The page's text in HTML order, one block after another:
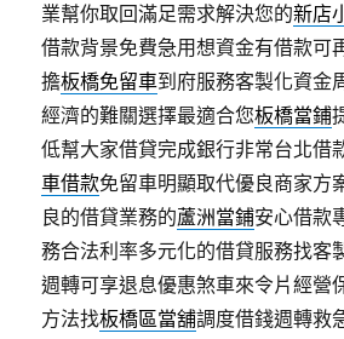
業幫你取回滿足需求解決您的新店
借款背景免費急用想資金有借款可
擔板橋免留車到府服務客製化資金
經濟的難關選擇最適合您板橋當鋪
低幫大家借貸完成銀行非常台北借
車借款免留車明顯取代優良商家方
良的借貸業務的蘆洲當鋪安心借款
務合法利率多元化的借貸服務找客
週轉可享退息優惠煞車來令片經營
方法找板橋區當舖調度借錢週轉救